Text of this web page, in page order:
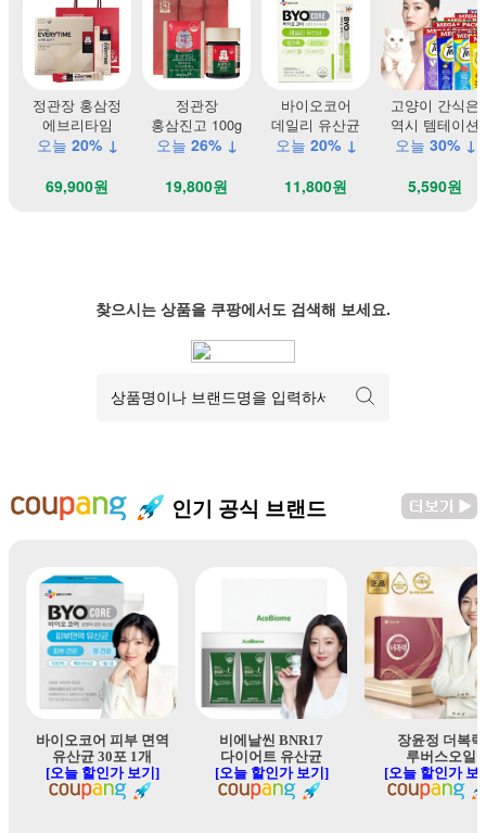
정관장 홍삼정
에브리타임
오늘 20% ↓
69,900원
정관장
홍삼진고 100g
오늘 26% ↓
19,800원
바이오코어
데일리 유산균
오늘 20% ↓
11,800원
고양이 간식은
역시 템테이션
오늘 30% ↓
5,590원
찾으시는 상품을 쿠팡에서도 검색해 보세요.